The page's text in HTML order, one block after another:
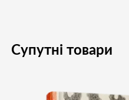
Супутні товари